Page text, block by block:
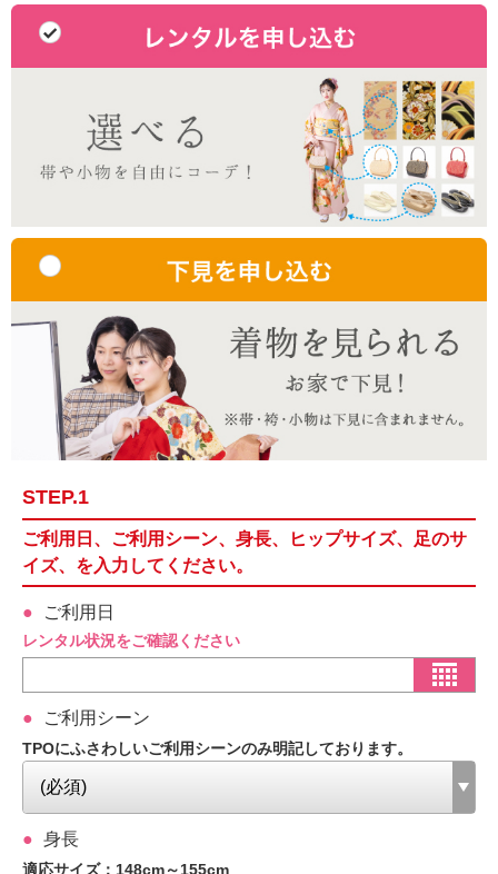
STEP.1
ご利用日、ご利用シーン、身長、ヒップサイズ、足のサ
イズ、を入力してください。
ご利用日
レンタル状況をご確認ください
ご利用シーン
TPOにふさわしいご利用シーンのみ明記しております。
身長
適応サイズ：148cm～155cm